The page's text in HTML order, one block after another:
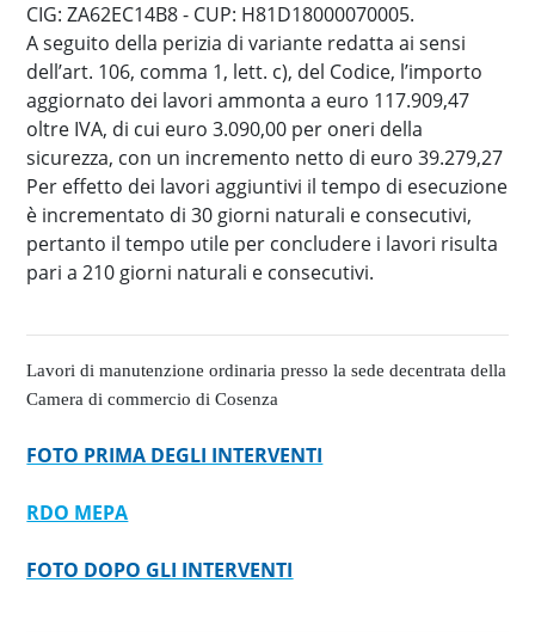
CIG: ZA62EC14B8 - CUP: H81D18000070005.
A seguito della perizia di variante redatta ai sensi
dell’art. 106, comma 1, lett. c), del Codice, l’importo
aggiornato dei lavori ammonta a euro 117.909,47
oltre IVA, di cui euro 3.090,00 per oneri della
sicurezza, con un incremento netto di euro 39.279,27
Per effetto dei lavori aggiuntivi il tempo di esecuzione
è incrementato di 30 giorni naturali e consecutivi,
pertanto il tempo utile per concludere i lavori risulta
pari a 210 giorni naturali e consecutivi.
Lavori di manutenzione ordinaria presso la sede decentrata della
Camera di commercio di Cosenza
FOTO PRIMA DEGLI INTERVENTI
RDO MEPA
FOTO DOPO GLI INTERVENTI